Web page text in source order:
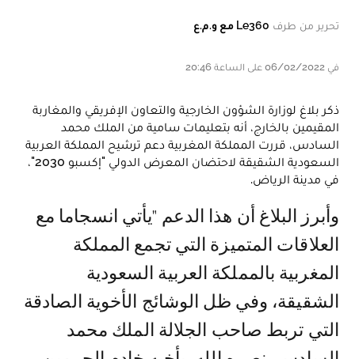
تحرير من طرف Le360 مع و.م.ع
في 06/02/2022 على الساعة 20:46
ذكر بلاغ لوزارة الشؤون الخارجية والتعاون الإفريقي والمغاربة
المقيمين بالخارج، أنه بتعليمات سامية من الملك محمد
السادس، قررت المملكة المغربية دعم ترشيح المملكة العربية
السعودية الشقيقة لاحتضان المعرض الدولي "إكسبو 2030"،
في مدينة الرياض.
وأبرز البلاغ أن هذا الدعم "يأتي انسجاما مع
العلاقات المتميزة التي تجمع المملكة
المغربية بالمملكة العربية السعودية
الشقيقة، وفي ظل الوشائج الأخوية الصادقة
التي تربط صاحب الجلالة الملك محمد